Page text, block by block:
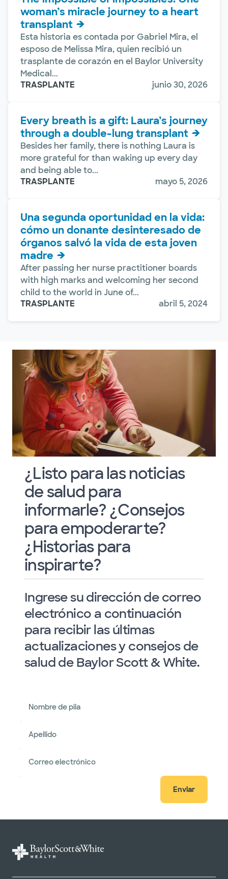
woman’s miracle journey to a heart
transplant
Esta historia es contada por Gabriel Mira, el
esposo de Melissa Mira, quien recibió un
trasplante de corazón en el Baylor University
Medical...
TRASPLANTE
junio 30, 2026
Every breath is a gift: Laura’s journey
through a double-lung transplant
Besides her family, there is nothing Laura is
more grateful for than waking up every day
and being able to...
TRASPLANTE
mayo 5, 2026
Una segunda oportunidad en la vida:
cómo un donante desinteresado de
órganos salvó la vida de esta joven
madre
After passing her nurse practitioner boards
with high marks and welcoming her second
child to the world in June of...
TRASPLANTE
abril 5, 2024
¿Listo para las noticias
de salud para
informarle? ¿Consejos
para empoderarte?
¿Historias para
inspirarte?
Ingrese su dirección de correo
electrónico a continuación
para recibir las últimas
actualizaciones y consejos de
salud de Baylor Scott & White.
Nombre de pila
Apellido
Correo electrónico
Enviar